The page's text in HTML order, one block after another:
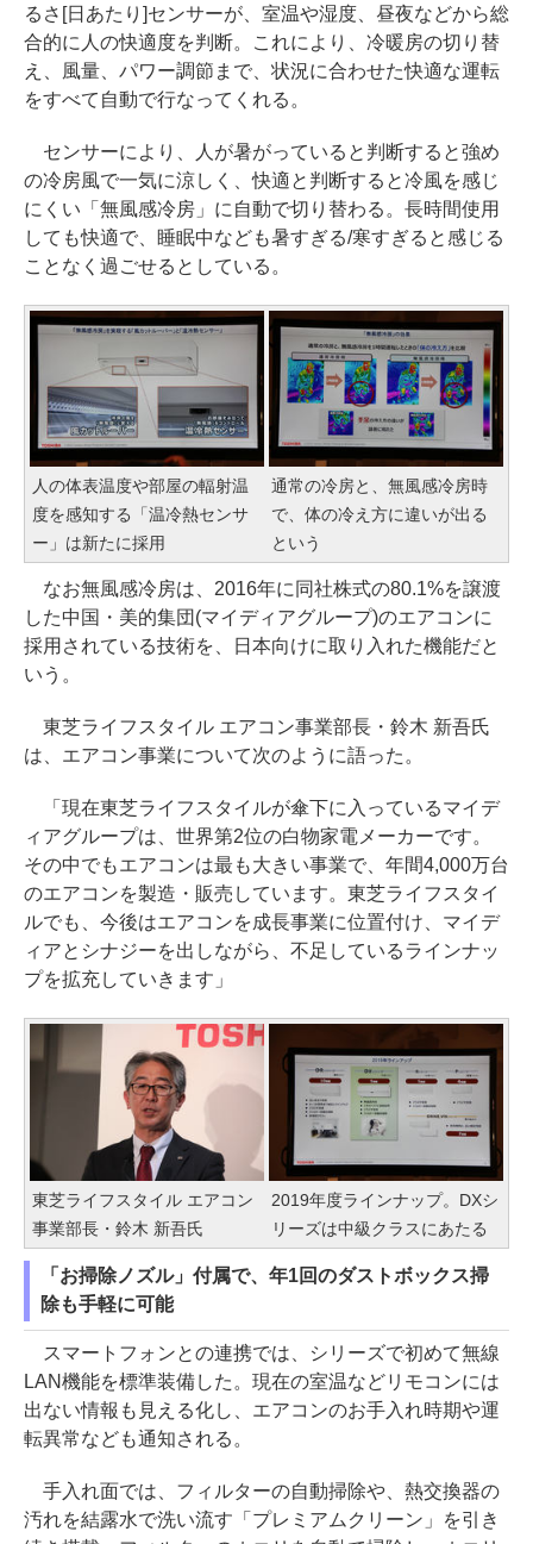
るさ[日あたり]センサーが、室温や湿度、昼夜などから総
合的に人の快適度を判断。これにより、冷暖房の切り替
え、風量、パワー調節まで、状況に合わせた快適な運転
をすべて自動で行なってくれる。
センサーにより、人が暑がっていると判断すると強め
の冷房風で一気に涼しく、快適と判断すると冷風を感じ
にくい「無風感冷房」に自動で切り替わる。長時間使用
しても快適で、睡眠中なども暑すぎる/寒すぎると感じる
ことなく過ごせるとしている。
人の体表温度や部屋の輻射温
度を感知する「温冷熱センサ
ー」は新たに採用
通常の冷房と、無風感冷房時
で、体の冷え方に違いが出る
という
なお無風感冷房は、2016年に同社株式の80.1%を譲渡
した中国・美的集団(マイディアグループ)のエアコンに
採用されている技術を、日本向けに取り入れた機能だと
いう。
東芝ライフスタイル エアコン事業部長・鈴木 新吾氏
は、エアコン事業について次のように語った。
「現在東芝ライフスタイルが傘下に入っているマイデ
ィアグループは、世界第2位の白物家電メーカーです。
その中でもエアコンは最も大きい事業で、年間4,000万台
のエアコンを製造・販売しています。東芝ライフスタイ
ルでも、今後はエアコンを成長事業に位置付け、マイデ
ィアとシナジーを出しながら、不足しているラインナッ
プを拡充していきます」
東芝ライフスタイル エアコン
事業部長・鈴木 新吾氏
2019年度ラインナップ。DXシ
リーズは中級クラスにあたる
「お掃除ノズル」付属で、年1回のダストボックス掃
除も手軽に可能
スマートフォンとの連携では、シリーズで初めて無線
LAN機能を標準装備した。現在の室温などリモコンには
出ない情報も見える化し、エアコンのお手入れ時期や運
転異常なども通知される。
手入れ面では、フィルターの自動掃除や、熱交換器の
汚れを結露水で洗い流す「プレミアムクリーン」を引き